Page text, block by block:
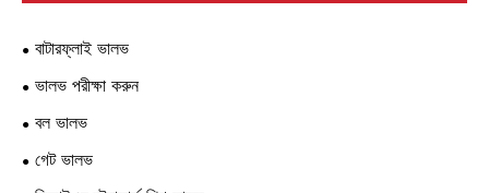
বাটারফ্লাই ভালভ
ভালভ পরীক্ষা করুন
বল ভালভ
গেট ভালভ